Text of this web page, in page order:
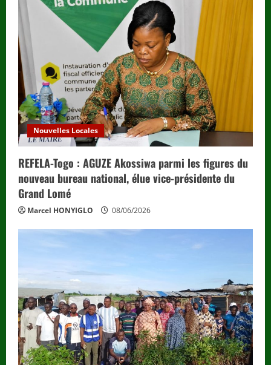
Nouvelles Locales
REFELA-Togo : AGUZE Akossiwa parmi les figures du
nouveau bureau national, élue vice-présidente du
Grand Lomé
Marcel HONYIGLO 08/06/2026